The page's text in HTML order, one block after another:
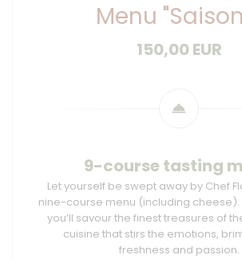
Menu
150,00 EUR
9-course tasting
Let yourself be swept away by Chef
nine-course menu (including cheese).
you’ll savour the finest treasures of
cuisine that stirs the emotions,
freshness and passion.